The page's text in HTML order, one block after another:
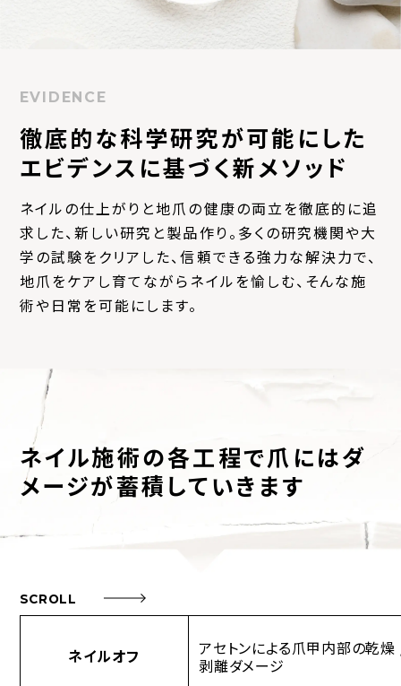
EVIDENCE
徹底的な科学研究が可能にした
エビデンスに基づく新メソッド
ネイルの仕上がりと地爪の健康の両立を徹底的に追
求した、新しい研究と製品作り。多くの研究機関や大
学の試験をクリアした、信頼できる強力な解決力で、
地爪をケアし育てながらネイルを愉しむ、そんな施
術や日常を可能にします。
ネイル施術の各工程で爪にはダ
メージが蓄積していきます
SCROLL
ネイルオフ
アセトンによる爪甲内部の乾
剥離ダメージ